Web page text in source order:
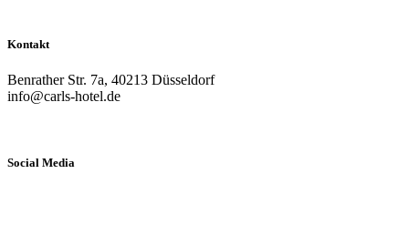
Kontakt
Benrather Str. 7a, 40213 Düsseldorf
info@carls-hotel.de
Social Media